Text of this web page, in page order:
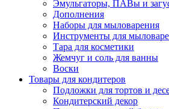
Эмульгаторы, ПАВы и
Дополнения
Наборы для мыловарения
Инструменты для
Тара для косметики
Жемчуг и соль для ванны
Воски
Товары для кондитеров
Подложки для тортов и
Кондитерский декор